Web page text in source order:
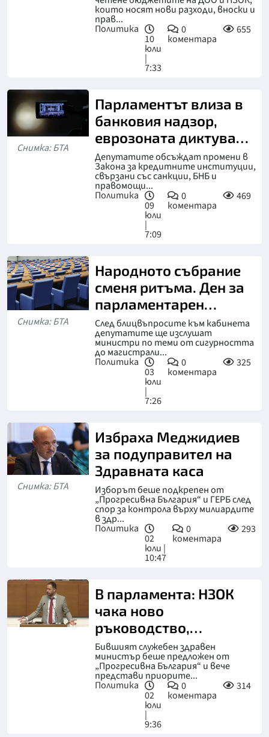
които носят нови разходи, вноски и
прав...
Политика
10
юли
|
7:33
0
коментара
655
Снимка: БТА
Парламентът влиза в
банковия надзор,
еврозоната диктува
нови правила
Депутатите обсъждат промени в
Закона за кредитните институции,
свързани със санкции, БНБ и
правомощи...
Политика
09
юли
|
7:09
0
коментара
469
Снимка: БТА
Народното събрание
сменя ритъма. Ден за
парламентарен
контрол
След блицвъпросите към кабинета
депутатите ще изслушат
министри по теми от сигурността
до магистрали...
Политика
03
юли
|
7:26
0
коментара
325
Снимка: БТА
Избраха Меджидиев
за подуправител на
Здравната каса
Изборът беше подкрепен от
„Прогресивна България“ и ГЕРБ след
спор за контрола върху милиардите
в здр...
Политика
02
юли |
10:47
0
коментара
293
В парламента: НЗОК
чака ново
ръководство,
Меджидиев е
единственият
кандидат
Бившият служебен здравен
министър беше предложен от
„Прогресивна България“ и вече
представи приорите...
Политика
02
юли
|
9:36
0
коментара
314